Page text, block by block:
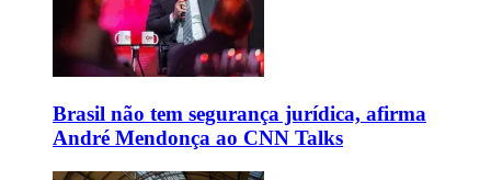
Brasil não tem segurança jurídica, afirma
André Mendonça ao CNN Talks